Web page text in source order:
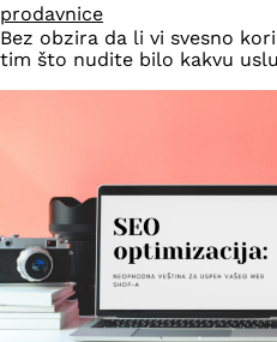
prodavnice
Bez obzira da li vi svesno
tim što nudite bilo kakvu